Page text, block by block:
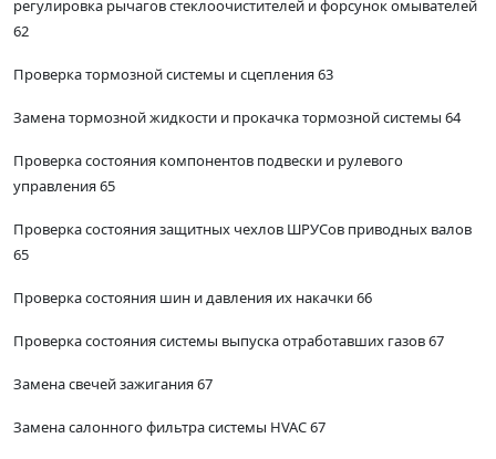
регулировка рычагов стеклоочистителей и форсунок омывателей
62
Проверка тормозной системы и сцепления 63
Замена тормозной жидкости и прокачка тормозной системы 64
Проверка состояния компонентов подвески и рулевого
управления 65
Проверка состояния защитных чехлов ШРУСов приводных валов
65
Проверка состояния шин и давления их накачки 66
Проверка состояния системы выпуска отработавших газов 67
Замена свечей зажигания 67
Замена салонного фильтра системы HVAC 67